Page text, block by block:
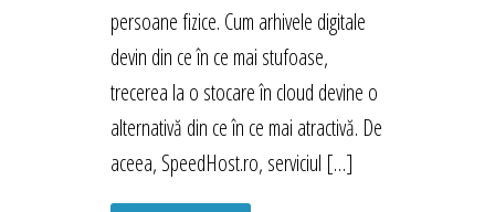
persoane fizice. Cum arhivele digitale
devin din ce în ce mai stufoase,
trecerea la o stocare în cloud devine o
alternativă din ce în ce mai atractivă. De
aceea, SpeedHost.ro, serviciul […]